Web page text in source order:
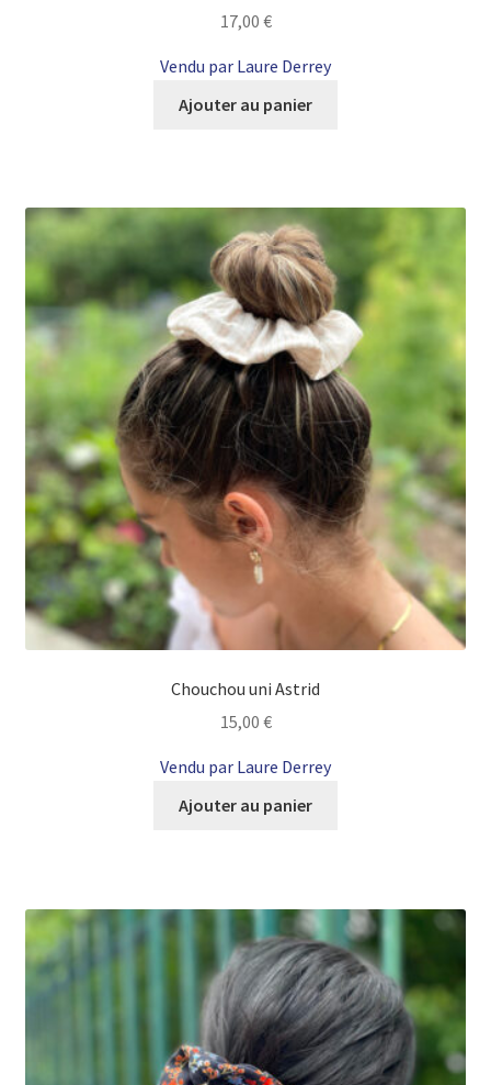
17,00 €
Vendu par Laure Derrey
Ajouter au panier
Chouchou uni Astrid
15,00 €
Vendu par Laure Derrey
Ajouter au panier